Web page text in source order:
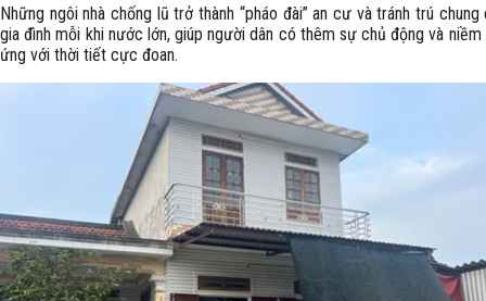
Những ngôi nhà chống lũ trở thành “pháo đài” an cư và tránh trú
gia đình mỗi khi nước lớn, giúp người dân có thêm sự chủ động và
ứng với thời tiết cực đoan.